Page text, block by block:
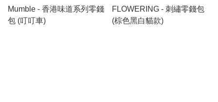
Mumble - 香港味道系列零錢
包 (叮叮車)
FLOWERING - 刺繡零錢包
(棕色黑白貓款)